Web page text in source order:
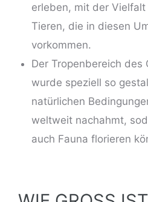
erleben, mit der
Tieren, die in diesen
vorkommen.
Der Tropenbereich des
wurde speziell so
natürlichen
weltweit nachahmt,
auch Fauna florieren